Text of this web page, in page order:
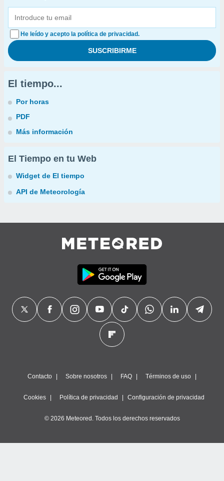
He leído y acepto la política de privacidad.
El tiempo...
Por horas
PDF
Más información
El Tiempo en tu Web
Widget de El tiempo
API de Meteorología
Contacto Sobre nosotros FAQ Términos de uso
Cookies Política de privacidad Configuración de privacidad
© 2026 Meteored. Todos los derechos reservados